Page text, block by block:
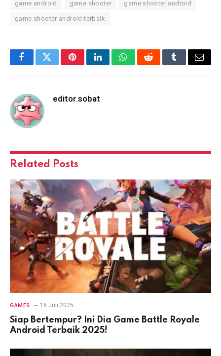
game android game shooter game shooter android
game shooter android terbaik
FacebookTwitterPinterestLinkedInWhatsAppRedditTumblrEmail
editor.sobat
Related Posts
GAMES 16 Juli 2025
Siap Bertempur? Ini Dia Game Battle Royale
Android Terbaik 2025!